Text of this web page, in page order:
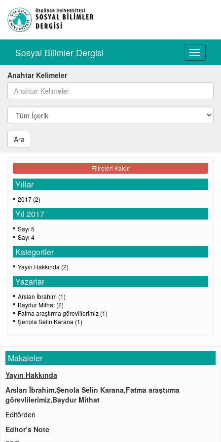
Toggle
Sosyal Bilimler Dergisi
Anahtar Kelimeler
Ara
Filtreleri Kaldır
Yıllar
2017 (2)
Yıl 2017
Sayı 5
Sayı 4
Kategoriler
Yayın Hakkında (2)
Yazarlar
Arslan İbrahim (1)
Baydur Mithat (2)
Fatma araştırma görevlilerimiz (1)
Şenola Selin Karana (1)
Makaleler
Yayın Hakkında
Arslan İbrahim,Şenola Selin Karana,Fatma araştırma
görevlilerimiz,Baydur Mithat
Editörden
Editor’s Note